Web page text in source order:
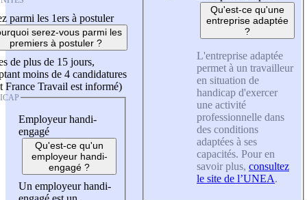
parmi les 1ers à postuler
serez-vous parmi les
premiers à postuler ?
de plus de 15 jours,
moins de 4 candidatures
France Travail est informé)
Employeur handi-
engagé
Qu'est-ce qu'un
employeur handi-
engagé ?
Un employeur handi-
Qu'est-ce qu'une
entreprise adaptée
?
L'entreprise adaptée
permet à un travailleur
en situation de
handicap d'exercer
une activité
professionnelle dans
des conditions
adaptées à ses
capacités. Pour en
savoir plus, consultez
le site de l’UNEA.